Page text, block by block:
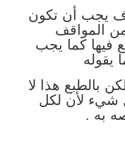
يجب أن تكون
من المواقف
فيها كما يجب
يقوله
بالطبع هذا لا
شيء لأن لكل
به .